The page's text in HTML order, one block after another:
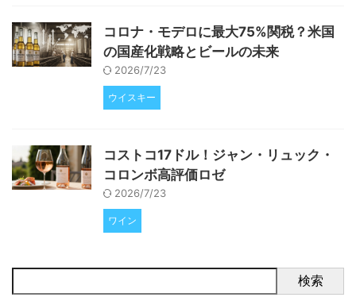
コロナ・モデロに最大75%関税？米国
の国産化戦略とビールの未来
2026/7/23
ウイスキー
コストコ17ドル！ジャン・リュック・
コロンボ高評価ロゼ
2026/7/23
ワイン
検索